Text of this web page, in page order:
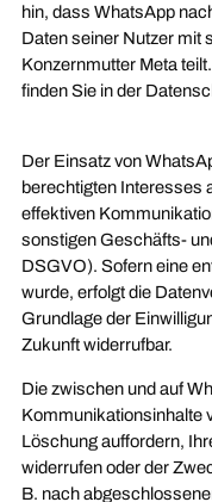
hin, dass WhatsApp
Daten seiner Nutzer mit
Konzernmutter Meta
finden Sie in der
Der Einsatz von
berechtigten Interesses
effektiven
sonstigen Geschäfts-
DSGVO). Sofern eine
wurde, erfolgt die
Grundlage der
Zukunft widerrufbar.
Die zwischen und auf
Kommunikationsinhalte
Löschung auffordern,
widerrufen oder der
B. nach